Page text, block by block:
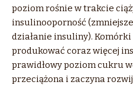
poziom rośnie w trakcie
insulinooporność
działanie insuliny).
produkować coraz więcej
prawidłowy poziom cukru
przeciążona i zaczyna